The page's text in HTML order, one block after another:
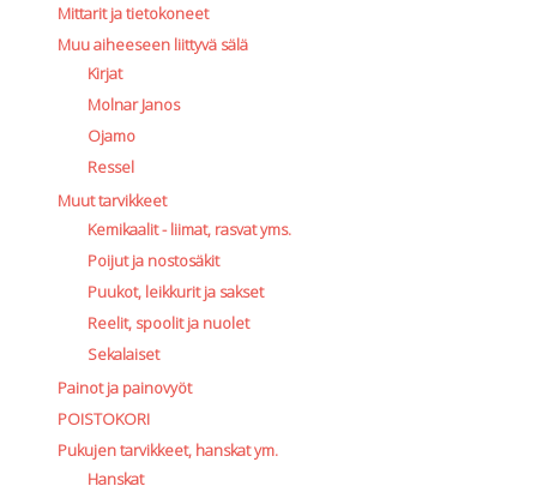
Mittarit ja tietokoneet
Muu aiheeseen liittyvä sälä
Kirjat
Molnar Janos
Ojamo
Ressel
Muut tarvikkeet
Kemikaalit - liimat, rasvat yms.
Poijut ja nostosäkit
Puukot, leikkurit ja sakset
Reelit, spoolit ja nuolet
Sekalaiset
Painot ja painovyöt
POISTOKORI
Pukujen tarvikkeet, hanskat ym.
Hanskat